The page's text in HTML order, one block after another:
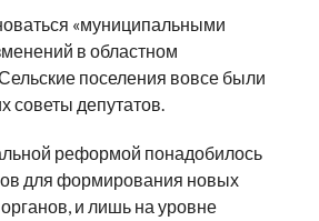
«муниципальными
в областном
поселения вовсе были
советы депутатов.
реформой понадобилось
для формирования новых
и лишь на уровне